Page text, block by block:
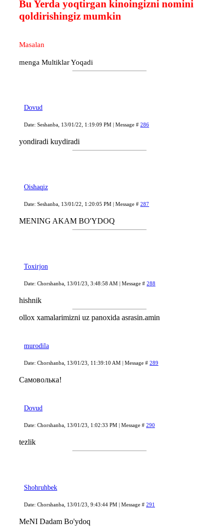
Bu Yerda yoqtirgan kinoingizni nomini
qoldirishingiz mumkin
Masalan
menga Multiklar Yoqadi
Dovud
Date: Seshanba, 13/01/22, 1:19:09 PM | Message # 286
yondiradi kuydiradi
Oishaqiz
Date: Seshanba, 13/01/22, 1:20:05 PM | Message # 287
MENING AKAM BO'YDOQ
Toxirjon
Date: Chorshanba, 13/01/23, 3:48:58 AM | Message # 288
hishnik
ollox xamalarimizni uz panoxida asrasin.amin
murodila
Date: Chorshanba, 13/01/23, 11:39:10 AM | Message # 289
Самоволька!
Dovud
Date: Chorshanba, 13/01/23, 1:02:33 PM | Message # 290
tezlik
Shohruhbek
Date: Chorshanba, 13/01/23, 9:43:44 PM | Message # 291
MeNI Dadam Bo'ydoq